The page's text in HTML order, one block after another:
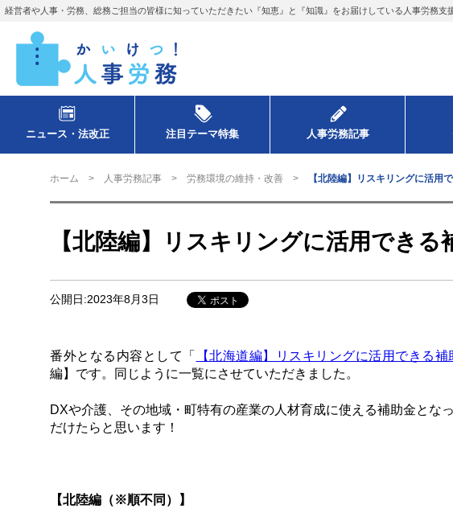
経営者や人事・労務、総務ご担当の皆様に知っていただきたい『知恵』と『知識』をお届けしている人事労務支
ニュース・法改正 注目テーマ特集 人事労務記事
ホーム 人事労務記事 労務環境の維持・改善 【北陸編】リスキリングに活用
【北陸編】リスキリングに活用できる
公開日:2023年8月3日
番外となる内容として「 【北海道編】リスキリングに活用できる補
編】です。同じように一覧にさせていただきました。
DXや介護、その地域・町特有の産業の人材育成に使える補助金とな
だけたらと思います！
【北陸編（※順不同）】